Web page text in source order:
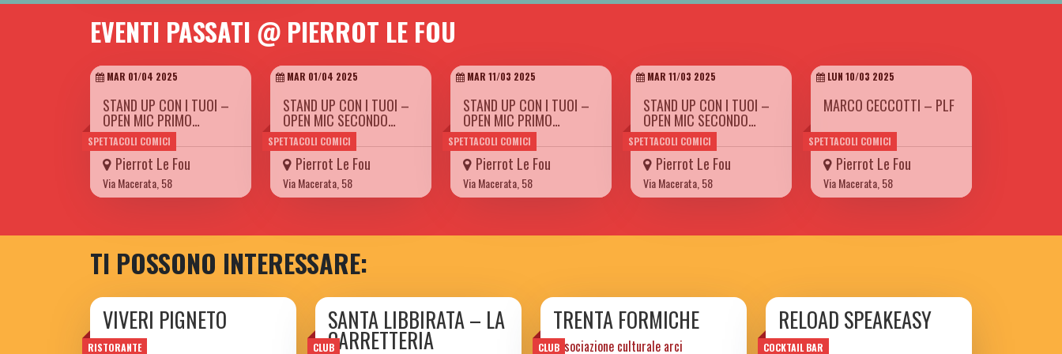
EVENTI PASSATI @ PIERROT LE FOU
SPETTACOLI COMICI
MAR 01/04 2025
STAND UP CON I TUOI –
OPEN MIC PRIMO…
Pierrot Le Fou
Via Macerata, 58
SPETTACOLI COMICI
MAR 01/04 2025
STAND UP CON I TUOI –
OPEN MIC SECONDO…
Pierrot Le Fou
Via Macerata, 58
SPETTACOLI COMICI
MAR 11/03 2025
STAND UP CON I TUOI –
OPEN MIC PRIMO…
Pierrot Le Fou
Via Macerata, 58
SPETTACOLI COMICI
MAR 11/03 2025
STAND UP CON I TUOI –
OPEN MIC SECONDO…
Pierrot Le Fou
Via Macerata, 58
SPETTACOLI COMICI
LUN 10/03 2025
MARCO CECCOTTI – PLF
Pierrot Le Fou
Via Macerata, 58
TI POSSONO INTERESSARE:
RISTORANTE
VIVERI PIGNETO
CLUB
SANTA LIBBIRATA – LA
CARRETTERIA CLUB
TRENTA FORMICHE
associazione culturale arci COCKTAIL BAR
RELOAD SPEAKEASY